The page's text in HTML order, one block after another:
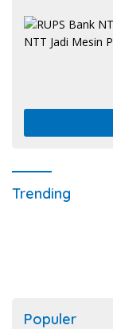
Trending
Populer